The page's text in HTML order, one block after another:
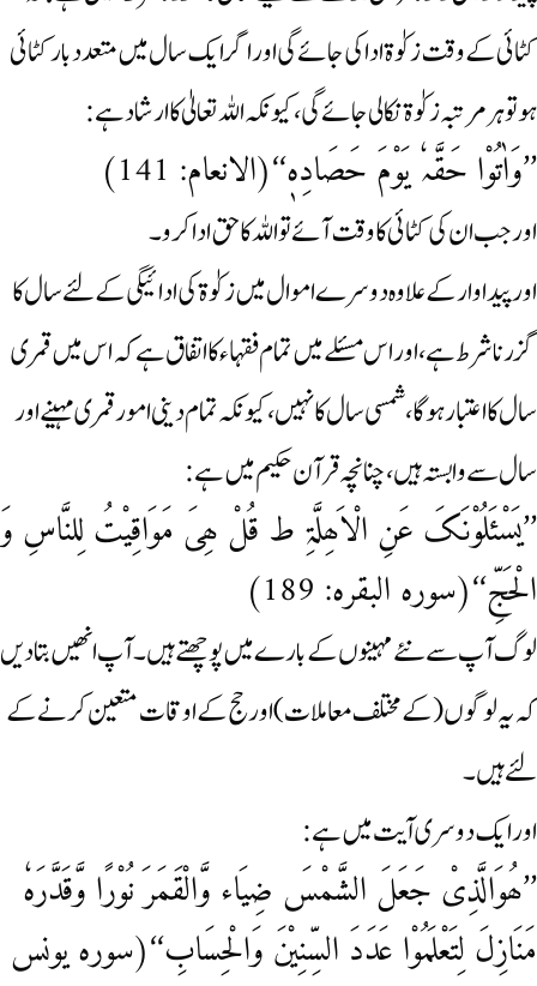
کٹائی کے وقت زکوٰۃ ادا کی جائے گی اور اگر ایک سال میں متعدد بار کٹائی
ہوتو ہر مرتبہ زکوٰۃ نکالی جائے گی، کیونکہ اللہ تعالیٰ کا ارشاد ہے:
’’وَاٰتُوْا حَقَّہٗ یَوْمَ حَصَادِہٖ‘‘(الانعام: 141)
اور جب ان کی کٹائی کا وقت آئے تو اللہ کا حق ادا کرو۔
اور پیداوار کے علاوہ دوسرے اموال میں زکوٰۃ کی ادائیگی کے لئے سال کا
گزرنا شرط ہے، اور اس مسئلے میں تمام فقہاء کا اتفاق ہے کہ اس میں قمری
سال کا اعتبار ہوگا، شمسی سال کا نہیں، کیونکہ تمام دینی امور قمری مہینے اور
سال سے وابستہ ہیں، چنانچہ قرآن حکیم میں ہے:
’’یَسْئَلُوْنَکَ عَنِ الْاَھِلَّۃِ ط قُلْ ھِیَ مَوَاقِیْتُ لِلنَّاسِ وَ
الْحَجِّ‘‘(سورہ البقرہ: 189)
لوگ آپ سے نئے مہینوں کے بارے میں پوچھتے ہیں ۔آپ انھیں بتادیں
کہ یہ لوگوں ( کے مختلف معاملات) اور حج کے اوقات متعین کرنے کے
لئے ہیں ۔
اور ایک دوسری آیت میں ہے:
’’ھُوَالَّذِیْ جَعَلَ الشَّمْسَ ضِیَاء وَّالْقَمَرَ نُوْرًا وَّقَدَّرَہٗ
مَنَازِلَ لِتَعْلَمُوْا عَدَدَ السِّنِیْنَ وَالْحِسَابِ‘‘(سورہ یونس